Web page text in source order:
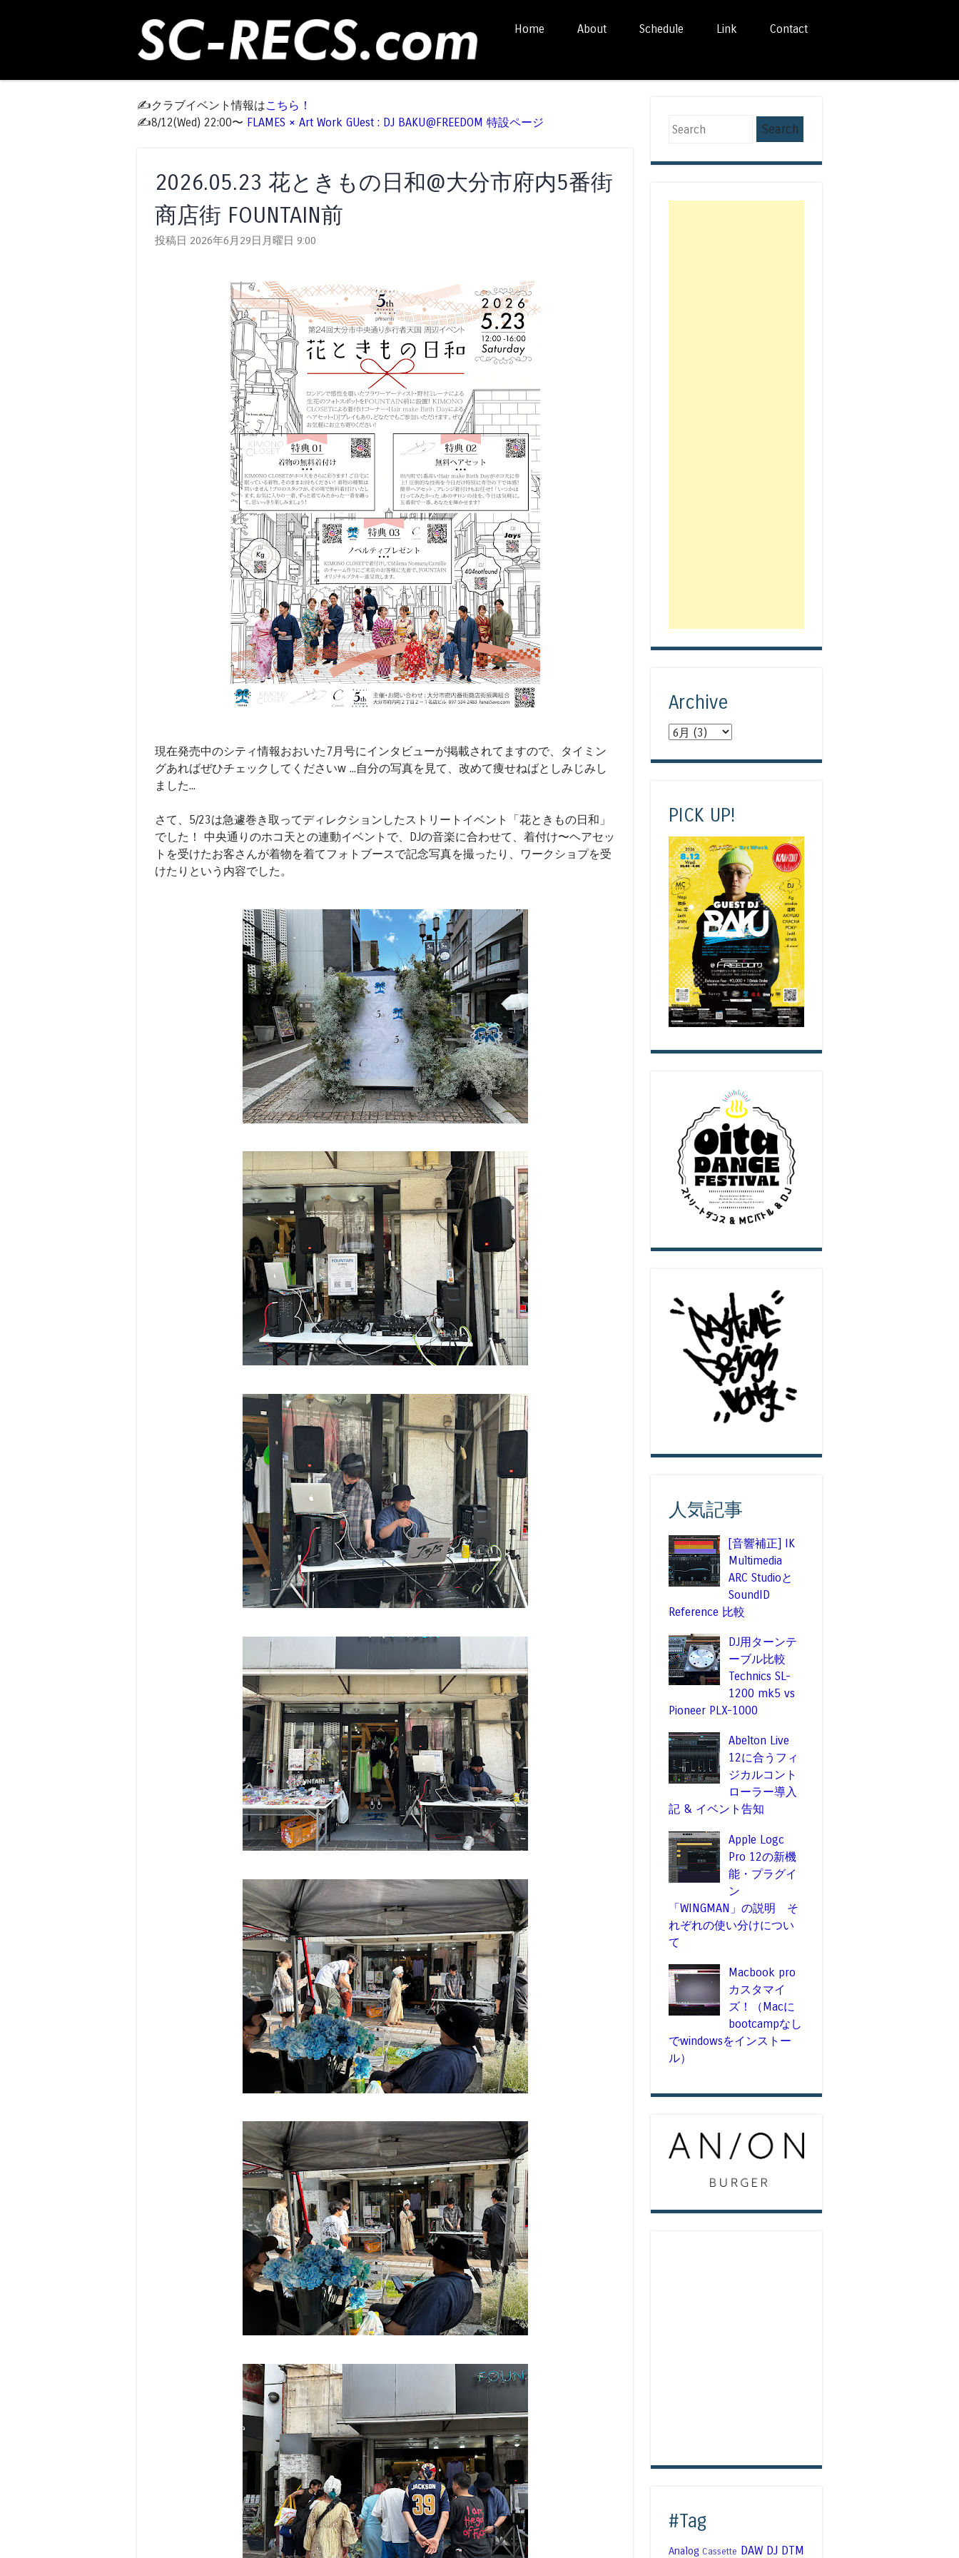
Skip to content
Home About Schedule Link Contact
✍️クラブイベント情報はこちら！
✍️8/12(Wed) 22:00〜 FLAMES × Art Work GUest : DJ BAKU@FREEDOM 特設ページ
2026.05.23 花ときもの日和@大分市府内5番街
商店街 FOUNTAIN前
投稿日 2026年6月29日月曜日 9:00
現在発売中のシティ情報おおいた7月号にインタビューが掲載されてますので、タイミン
グあればぜひチェックしてくださいw ...自分の写真を見て、改めて痩せねばとしみじみし
ました...
さて、5/23は急遽巻き取ってディレクションしたストリートイベント「花ときもの日和」
でした！ 中央通りのホコ天との連動イベントで、DJの音楽に合わせて、着付け〜ヘアセッ
トを受けたお客さんが着物を着てフォトブースで記念写真を撮ったり、ワークショプを受
けたりという内容でした。
Search
Archive
PICK UP!
人気記事
[音響補正] IK
Multimedia
ARC Studioと
SoundID
Reference 比較
DJ用ターンテ
ーブル比較
Technics SL-
1200 mk5 vs
Pioneer PLX-1000
Abelton Live
12に合うフィ
ジカルコント
ローラー導入
記 & イベント告知
Apple Logc
Pro 12の新機
能・プラグイ
ン
「WINGMAN」の説明 そ
れぞれの使い分けについ
て
Macbook pro
カスタマイ
ズ！（Macに
bootcampなし
でwindowsをインストー
ル）
#Tag
Analog Cassette DAW DJ DTM